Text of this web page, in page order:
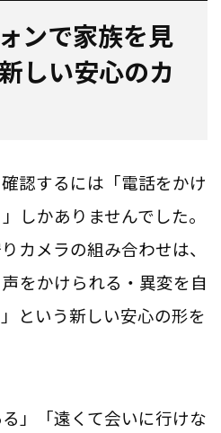
ンで家族を見
しい安心のカ
認するには「電話をかけ
しかありませんでした。
カメラの組み合わせは、
をかけられる・異変を自
という新しい安心の形を
」「遠くて会いに行けな